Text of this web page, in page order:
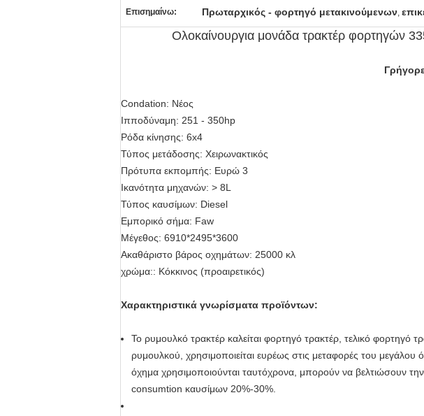
Επισημαίνω: Πρωταρχικός - φορτηγό μετακινούμενων,
Ολοκαίνουργια μονάδα τρακτέρ φορτηγών
Condation: Νέος
Ιπποδύναμη: 251 - 350hp
Ρόδα κίνησης: 6x4
Τύπος μετάδοσης: Χειρωνακτικός
Πρότυπα εκπομπής: Ευρώ 3
Ικανότητα μηχανών: > 8L
Τύπος καυσίμων: Diesel
Εμπορικό σήμα: Faw
Μέγεθος: 6910*2495*3600
Ακαθάριστο βάρος οχημάτων: 25000 κλ
χρώμα:: Κόκκινος (προαιρετικός)
Χαρακτηριστικά γνωρίσματα προϊόντων:
Το ρυμουλκό τρακτέρ καλείται φορτηγό τρακτέρ τελικό φορτηγό
ρυμουλκού, χρησιμοποιείται ευρέως στις μεταφορές του μεγάλου
όχημα χρησιμοποιούνται ταυτόχρονα, μπορούν να βελτιώσουν
consumtion καυσίμων 20%-30%